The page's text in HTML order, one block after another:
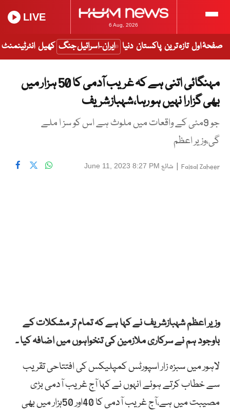
6 Aug, 2026
LIVE
صفحۂ اول تازہ ترین پاکستان دنیا ایران-اسرائیل جنگ کھیل انٹرٹینمنٹ
مہنگائی اتنی ہے کہ غریب آدمی کا 50 ہزار میں
بھی گزارا نہیں ہو رہا،شہبازشریف
جو 9مئی کے واقعات میں ملوث ہے اس کو سز ا ملے
گی،وزیر اعظم
Faisal Zaheer
| شائع June 11, 2023 8:27 PM
وزیر اعظم شہبازشریف نے کہا ہے کہ تمام تر مشکلات کے
باوجود ہم نے سرکاری ملازمین کی تنخواہوں میں اضافہ کیا ۔
لاہور میں سبزہ زار اسپورٹس کمپلیکس کی افتتاحی تقریب
سے خطاب کرتے ہوئے انہوں نے کہا آج غریب آدمی بڑی
مصیبت میں ہے،آج غریب آدمی کا 40اور 50ہزار میں بھی